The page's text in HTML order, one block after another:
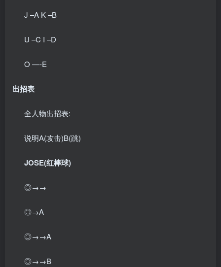
J –A K –B
U –C I –D
O —-E
出招表
全人物出招表:
说明A(攻击)B(跳)
JOSE(红棒球)
◎→→
◎→A
◎→→A
◎→→B